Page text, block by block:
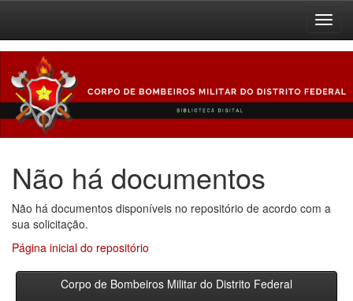
navigation
Não há documentos
Não há documentos disponíveis no repositório de acordo com a
sua solicitação.
Página inicial do repositório
Corpo de Bombeiros Militar do Distrito Federal